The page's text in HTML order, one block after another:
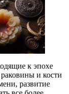
к эпохе
и кости
развитие